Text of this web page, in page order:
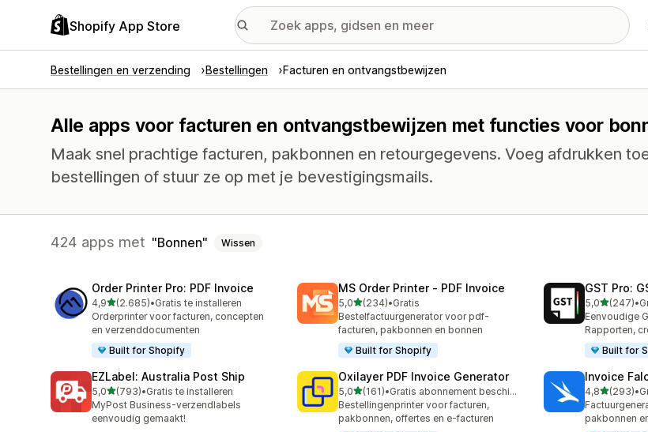
Shopify App Store
Bestellingen en verzending Bestellingen Facturen en ontvangstbewijzen
Alle apps voor facturen en ontvangstbewijzen met functies voor
Maak snel prachtige facturen, pakbonnen en retourgegevens. Voeg afdrukken
bestellingen of stuur ze op met je bevestigingsmails.
424 apps met Bonnen Wissen
Order Printer Pro: PDF Invoice
4,9van 5 sterren
(2.685)
2685 recensies in totaal
•Gratis te installeren
Orderprinter voor facturen, concepten
en verzenddocumenten
Built for Shopify
MS Order Printer ‑ PDF Invoice
5,0van 5 sterren
(234)
234 recensies in totaal
•Gratis
Bestelfactuurgenerator voor pdf-
facturen, pakbonnen en bonnen
Built for Shopify
GST Pro:
5,0van 5
(247)
247 •
Eenvoudige
Rapporten,
Built for
EZLabel: Australia Post Ship
5,0van 5 sterren
(793)
793 recensies in totaal
•Gratis te installeren
MyPost Business-verzendlabels
eenvoudig gemaakt!
Oxilayer PDF Invoice Generator
5,0van 5 sterren
(161)
161 recensies in totaal
•
Gratis abonnement beschikbaar
Bestellingenprinter voor facturen,
pakbonnen, offertes en e-facturen
Invoice
4,8van 5
(293)
293 •
pakbonnen